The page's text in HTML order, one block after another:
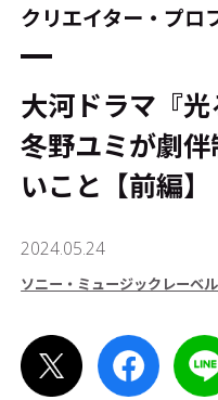
クリエイター・プロ
大河ドラマ『
冬野ユミが劇
いこと【前編】
2024.05.24
ソニー・ミュージックレーベ